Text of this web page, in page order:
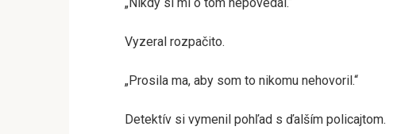
Vyzeral rozpačito.
„Prosila ma, aby som to nikomu nehovoril.“
Detektív si vymenil pohľad s ďalším policajtom.